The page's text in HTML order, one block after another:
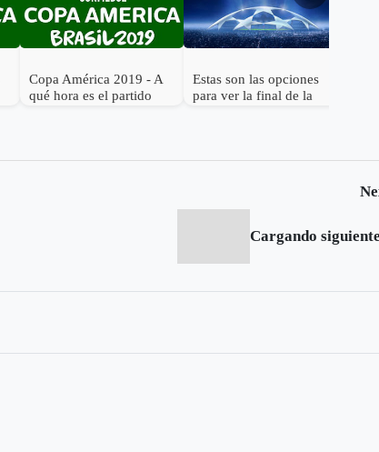
Copa América 2019 - A
qué hora es el partido
Estas son las opciones
para ver la final de la
Cargando